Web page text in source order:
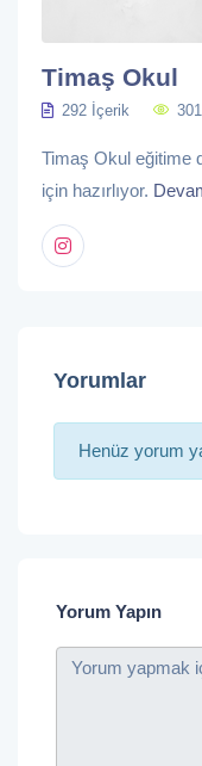
Timaş Okul
292 İçerik
Timaş Okul eğitime
için hazırlıyor.
Yorumlar
Henüz yorum
Yorum Yapın